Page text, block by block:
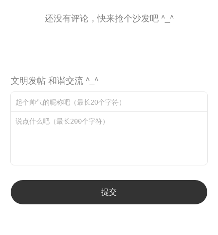
还没有评论，快来抢个沙发吧 ^_^
文明发帖 和谐交流 ^_^
提交